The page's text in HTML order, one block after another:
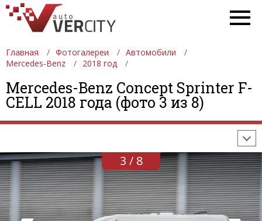
Главная Фотогалереи
Автомобили
Mercedes-Benz
2018 год
Mercedes-Benz Concept Sprinter F-
CELL 2018 года (фото 3 из 8)
ФОТОГАЛЕРЕИ АВТОМОБИЛИ
ДЕВУШКИ
АВТОСАЛОНЫ
ФОРМУЛА-1
3 / 8